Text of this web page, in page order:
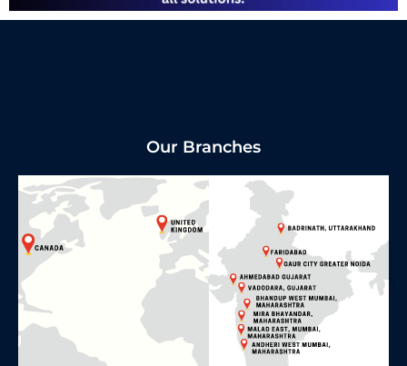
Our Branches